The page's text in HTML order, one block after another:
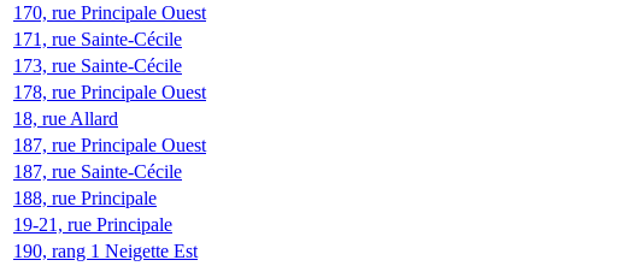
170, rue Principale Ouest
171, rue Sainte-Cécile
173, rue Sainte-Cécile
178, rue Principale Ouest
18, rue Allard
187, rue Principale Ouest
187, rue Sainte-Cécile
188, rue Principale
19-21, rue Principale
190, rang 1 Neigette Est